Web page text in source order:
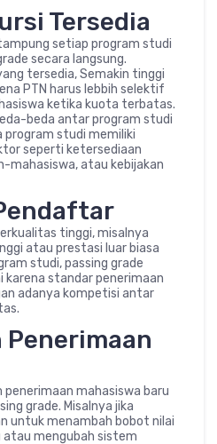
Tersedia
setiap program studi
secara langsung.
tersedia, Semakin tinggi
PTN harus lebbih selektif
ketika kuota terbatas.
beda antar program studi
program studi memiliki
seperti ketersediaan
mahasiswa, atau kebijakan
tinggi, misalnya
atau prestasi luar biasa
studi, passing grade
karena standar penerimaan
adanya kompetisi antar
Penerimaan
mahasiswa baru
grade. Misalnya jika
untuk menambah bobot nilai
mengubah sistem